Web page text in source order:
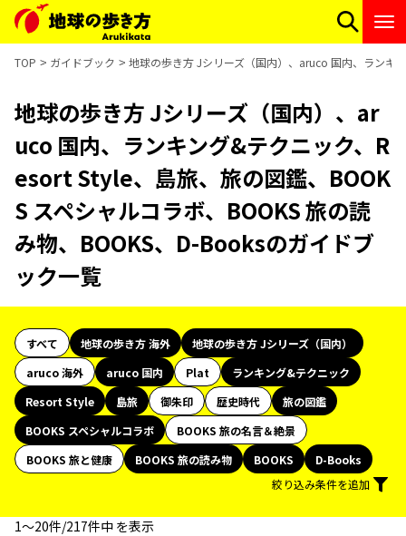
TOP ガイドブック 地球の歩き方 Jシリーズ（国内）、aruco 国内、ランキ
地球の歩き方 Jシリーズ（国内）、ar
uco 国内、ランキング&テクニック、R
esort Style、島旅、旅の図鑑、BOOK
S スペシャルコラボ、BOOKS 旅の読
み物、BOOKS、D-Booksのガイドブ
ック一覧
すべて 地球の歩き方 海外
地球の歩き方 Jシリーズ（国内）
aruco 海外
aruco 国内 Plat
ランキング&テクニック
Resort Style
島旅 御朱印 歴史時代
旅の図鑑
BOOKS スペシャルコラボ
BOOKS 旅の名言＆絶景
BOOKS 旅と健康
BOOKS 旅の読み物 BOOKS
D-Books
絞り込み条件を追加
1〜20件/217件中 を表示